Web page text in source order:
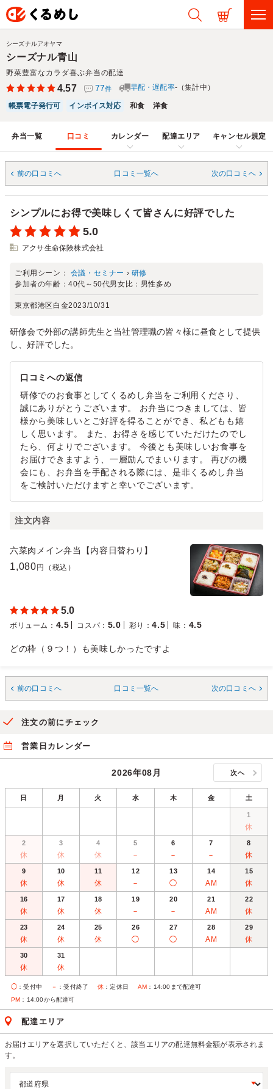
シーズナル青山
野菜豊富なカラダ喜ぶ弁当の配達
シーズナルアオヤマ
4.57 77件 早配・遅配率-（集計中）
帳票電子発行可 インボイス対応 和食 洋食
弁当一覧 口コミ カレンダー 配達エリア キャンセル規定
前の口コミへ 口コミ一覧へ 次の口コミへ
シンプルにお得で美味しくて皆さんに好評でした
5.0
アクサ生命保険株式会社
ご利用シーン： 会議・セミナー › 研修
参加者の年齢：40代～50代男女比： 男性多め
東京都港区白金2023/10/31
研修会で外部の講師先生と当社管理職の皆々様に昼食として提供
し、好評でした。
口コミへの返信
研修でのお食事としてくるめし弁当をご利用くださり、
誠にありがとうございます。 お弁当につきましては、皆
様から美味しいとご好評を得ることができ、私どもも嬉
しく思います。 また、お得さを感じていただけたのでし
たら、何よりでございます。 今後とも美味しいお食事を
お届けできますよう、一層励んでまいります。 再びの機
会にも、お弁当を手配される際には、是非くるめし弁当
をご検討いただけますと幸いでございます。
注文内容
六菜肉メイン弁当【内容日替わり】
1,080 円（税込）
5.0
ボリューム ： 4.5 コスパ ： 5.0 彩り ：4.5 味 ： 4.5
どの枠（９つ！）も美味しかったですよ
前の口コミへ 口コミ一覧へ 次の口コミへ
注文の前にチェック
営業日カレンダー
2026年08月 次へ
日 月 火 水 木 金 土
1
休
2
休
3
休
4
休
5
－
6
－
7
－
8
休
9
休
10
休
11
休
12
－
13
◯
14
AM
15
休
16
休
17
休
18
休
19
－
20
－
21
AM
22
休
23
休
24
休
25
休
26
◯
27
◯
28
AM
29
休
30
休
31
休
◯ ：受付中 － ：受付終了 休 ：定休日 AM ：14:00まで配達可
PM ：14:00から配達可
配達エリア
お届けエリアを選択していただくと、該当エリアの配達無料金額が表示されま
す。